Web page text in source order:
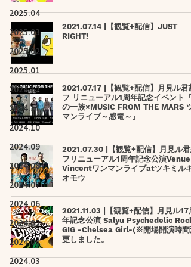
2025.04
2025.03
2025.02
2025.01
2024.12
2024.11
2024.10
2024.09
2024.08
2024.07
2024.06
2024.05
2024.04
2024.03
2021.07.14 |【観覧+配信】JUST
RIGHT!
2021.07.17 |【観覧+配信】月見ル君
フ リニューアル1周年記念イベント『
の一族×MUSIC FROM THE MARS
マンライブ～感電～』
2021.07.30 |【観覧+配信】月見ル君
フリニューアル1周年記念公演Venue
Vincentワンマンライブatツキミルキ
オモウ
2021.11.03 |【観覧+配信】月見ル17
年記念公演 Salyu Psychedelic Rock
GIG -Chelsea Girl-(※開場開演時間
更しました。